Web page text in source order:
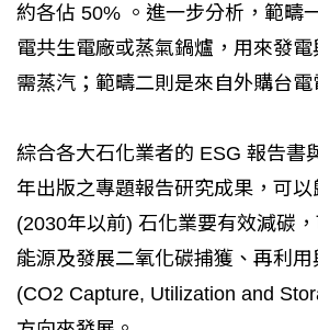
約各佔 50% 。進一步分析，範疇
電共生電廠或蒸氣鍋爐，用來發
需蒸汽；範疇二則是來自外購台電
綜合各大石化業者的 ESG 報告書
年出版之專題報告研究成果，可以
(2030年以前) 石化業要有效減碳
能源及發展二氧化碳捕獲、再利用
(CO2 Capture, Utilization and